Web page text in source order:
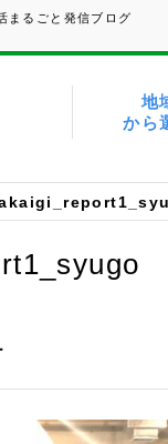
まるごと発信ブログ
地
から